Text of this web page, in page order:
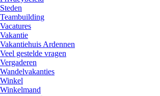
Steden
Teambuilding
Vacatures
Vakantie
Vakantiehuis Ardennen
Veel gestelde vragen
Vergaderen
Wandelvakanties
Winkel
Winkelmand